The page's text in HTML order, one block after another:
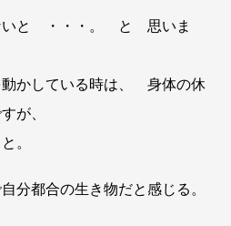
いと ・・・。 と 思いま
かしている時は、 身体の休
が、
。
分都合の生き物だと感じる。